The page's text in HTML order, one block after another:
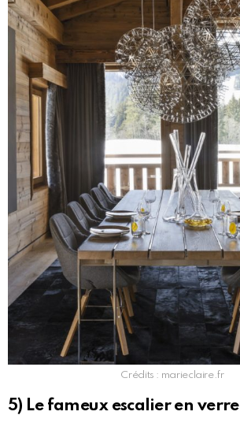
Crédits : marieclaire.fr
5) Le fameux escalier en verre